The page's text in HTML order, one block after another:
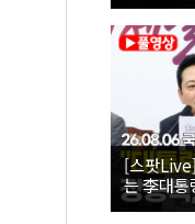
책조정회
[스팟
는 李대통
26.08.06